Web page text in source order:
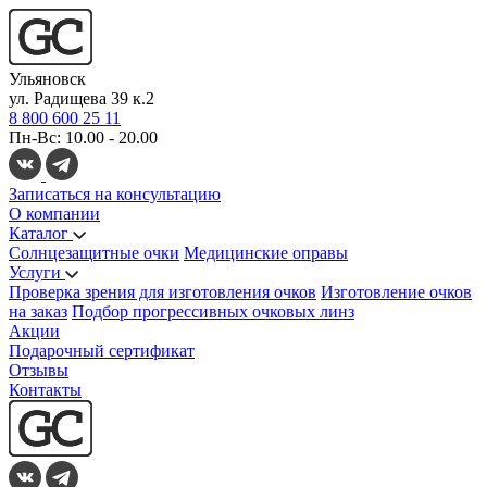
Ульяновск
ул. Радищева 39 к.2
8 800 600 25 11
Пн-Вс: 10.00 - 20.00
Записаться на консультацию
О компании
Каталог
Солнцезащитные очки Медицинские оправы
Услуги
Проверка зрения для изготовления очков Изготовление очков
на заказ Подбор прогрессивных очковых линз
Акции
Подарочный сертификат
Отзывы
Контакты